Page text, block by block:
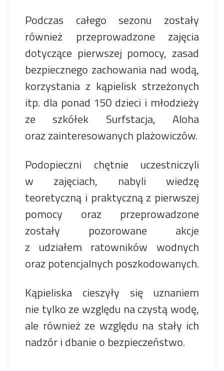
Podczas całego sezonu zostały
również przeprowadzone zajęcia
dotyczące pierwszej pomocy, zasad
bezpiecznego zachowania nad wodą,
korzystania z kąpielisk strzeżonych
itp. dla ponad 150 dzieci i młodzieży
ze szkółek Surfstacja, Aloha
oraz zainteresowanych plażowiczów.
Podopieczni chętnie uczestniczyli
w zajęciach, nabyli wiedzę
teoretyczną i praktyczną z pierwszej
pomocy oraz przeprowadzone
zostały pozorowane akcje
z udziałem ratowników wodnych
oraz potencjalnych poszkodowanych.
Kąpieliska cieszyły się uznaniem
nie tylko ze względu na czystą wodę,
ale również ze względu na stały ich
nadzór i dbanie o bezpieczeństwo.